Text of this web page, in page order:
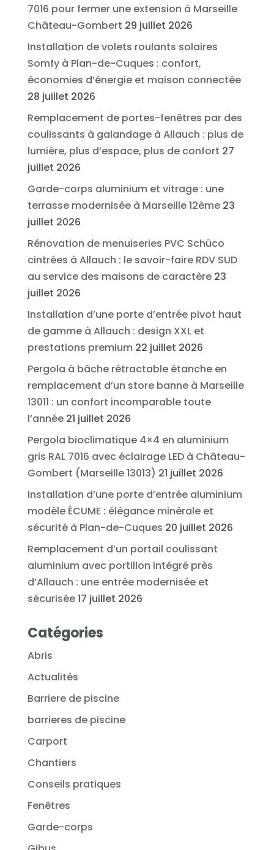
7016 pour fermer une extension à Marseille
Château-Gombert 29 juillet 2026
Installation de volets roulants solaires
Somfy à Plan-de-Cuques : confort,
économies d’énergie et maison connectée
28 juillet 2026
Remplacement de portes-fenêtres par des
coulissants à galandage à Allauch : plus de
lumière, plus d’espace, plus de confort 27
juillet 2026
Garde-corps aluminium et vitrage : une
terrasse modernisée à Marseille 12ème 23
juillet 2026
Rénovation de menuiseries PVC Schüco
cintrées à Allauch : le savoir-faire RDV SUD
au service des maisons de caractère 23
juillet 2026
Installation d’une porte d’entrée pivot haut
de gamme à Allauch : design XXL et
prestations premium 22 juillet 2026
Pergola à bâche rétractable étanche en
remplacement d’un store banne à Marseille
13011 : un confort incomparable toute
l’année 21 juillet 2026
Pergola bioclimatique 4×4 en aluminium
gris RAL 7016 avec éclairage LED à Château-
Gombert (Marseille 13013) 21 juillet 2026
Installation d’une porte d’entrée aluminium
modèle ÉCUME : élégance minérale et
sécurité à Plan-de-Cuques 20 juillet 2026
Remplacement d’un portail coulissant
aluminium avec portillon intégré près
d’Allauch : une entrée modernisée et
sécurisée17 juillet 2026
Catégories
Abris
Actualités
Barriere de piscine
barrieres de piscine
Carport
Chantiers
Conseils pratiques
Fenêtres
Garde-corps